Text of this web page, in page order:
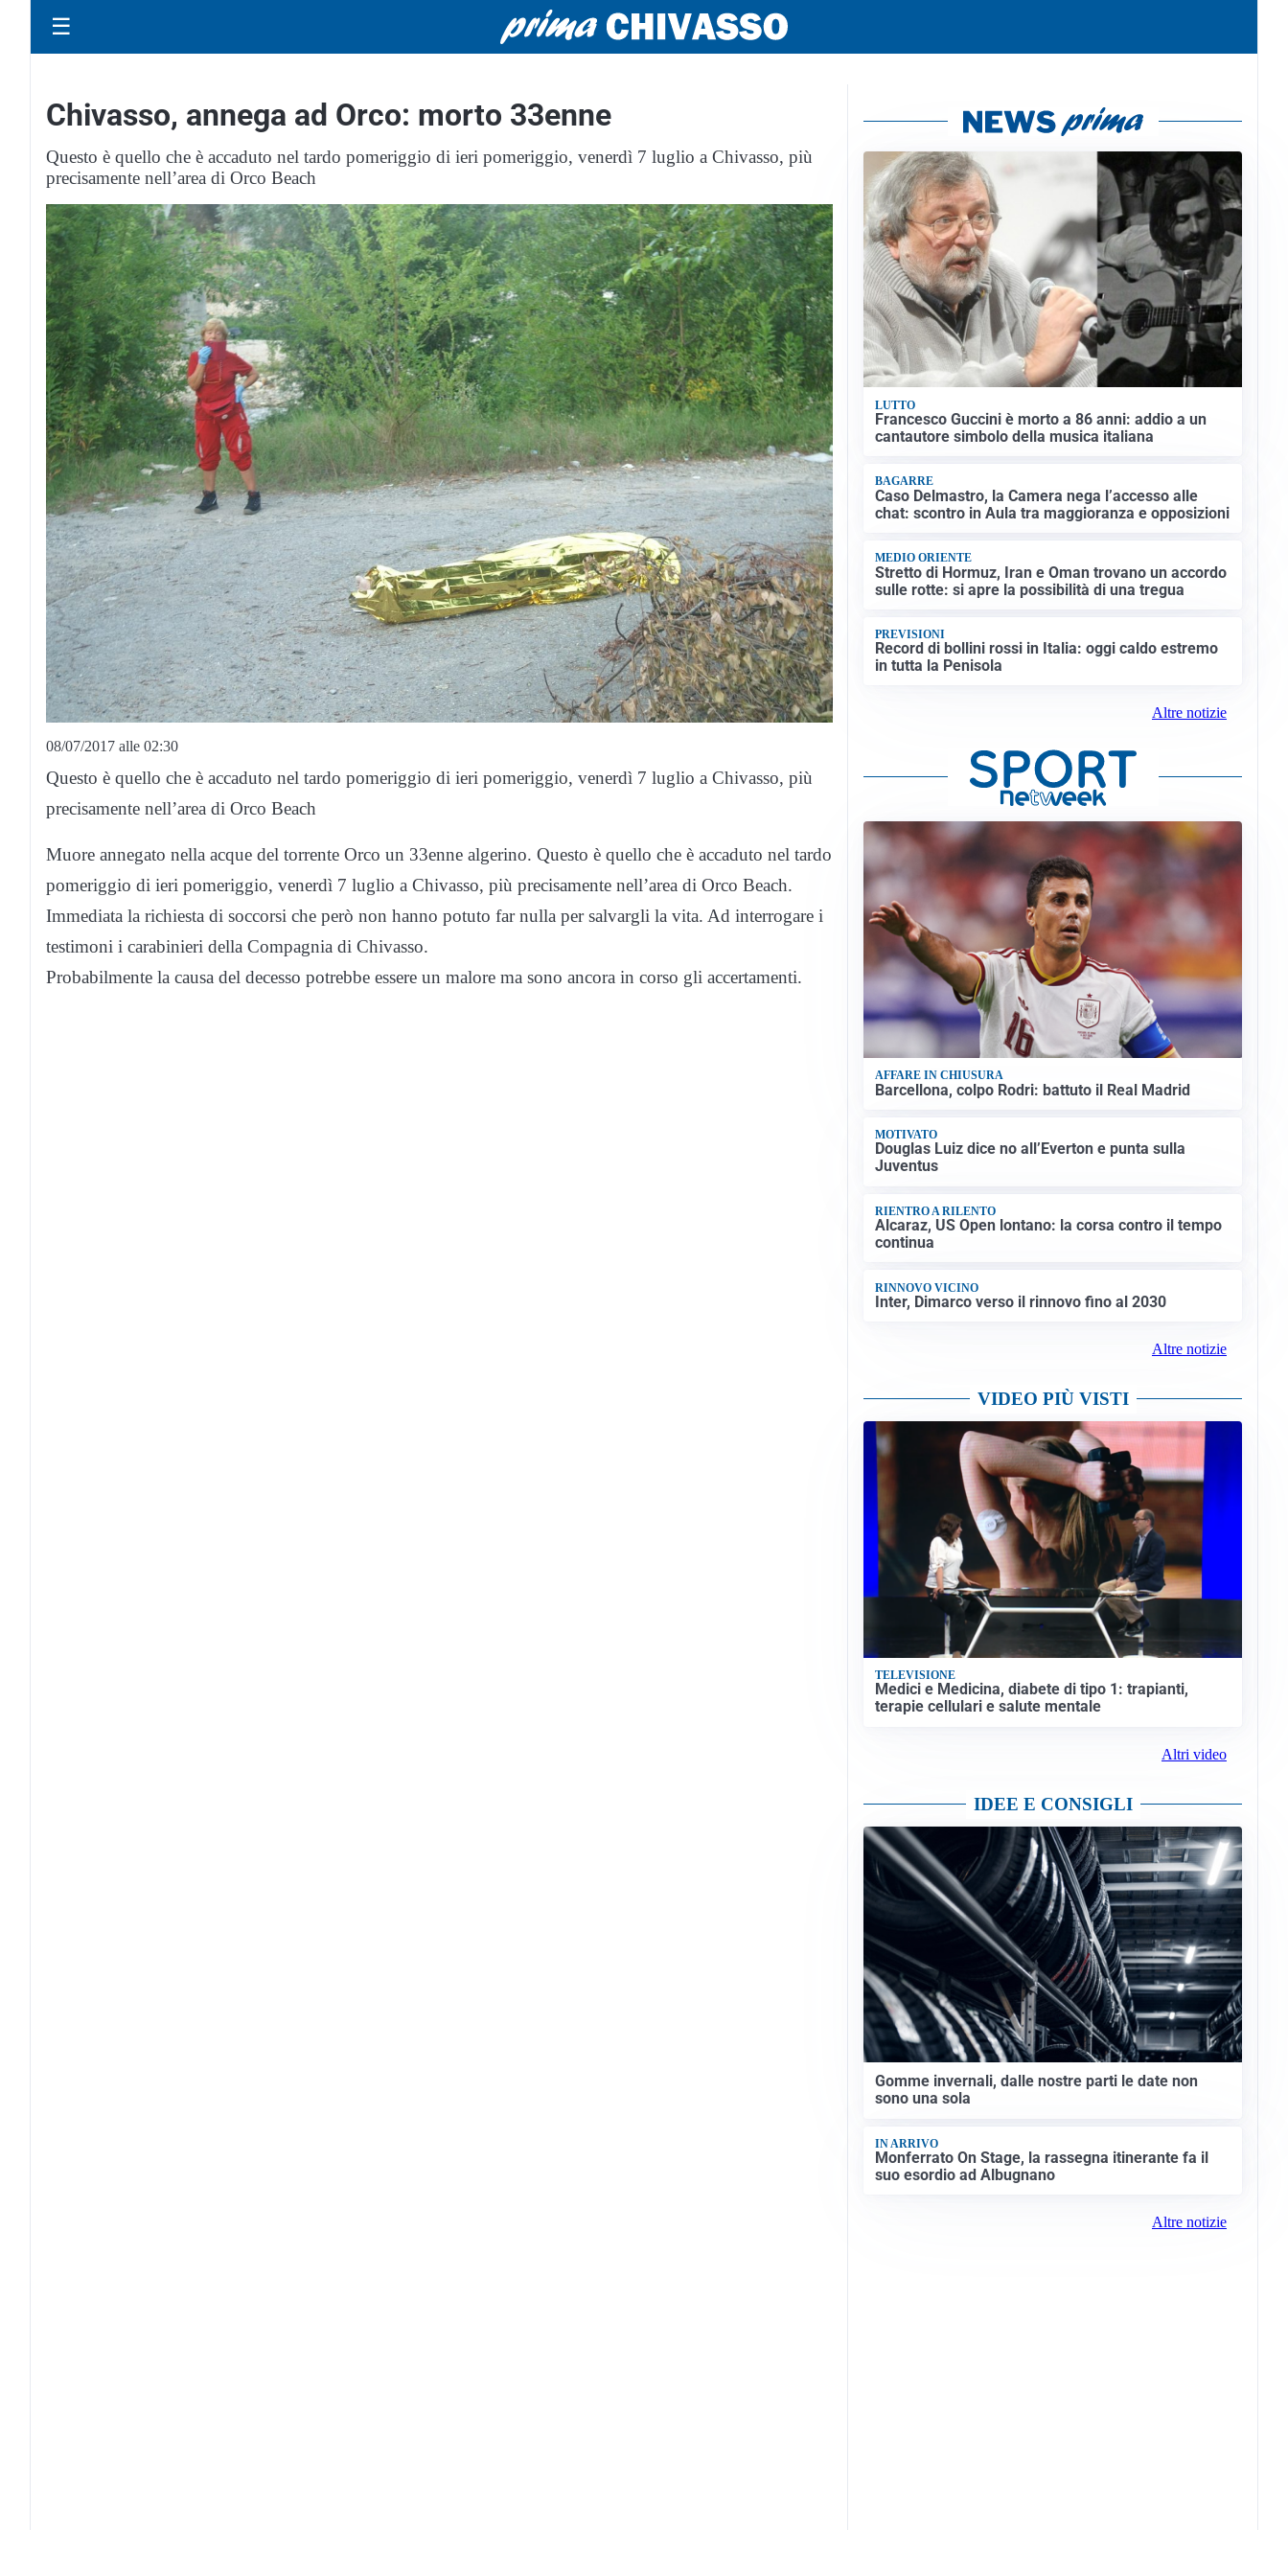
☰
Chivasso, annega ad Orco: morto 33enne
Questo è quello che è accaduto nel tardo pomeriggio di ieri pomeriggio, venerdì 7 luglio a Chivasso, più
precisamente nell’area di Orco Beach
08/07/2017 alle 02:30
Questo è quello che è accaduto nel tardo pomeriggio di ieri pomeriggio, venerdì 7 luglio a Chivasso, più
precisamente nell’area di Orco Beach
Muore annegato nella acque del torrente Orco un 33enne algerino. Questo è quello che è accaduto nel tardo
pomeriggio di ieri pomeriggio, venerdì 7 luglio a Chivasso, più precisamente nell’area di Orco Beach.
Immediata la richiesta di soccorsi che però non hanno potuto far nulla per salvargli la vita. Ad interrogare i
testimoni i carabinieri della Compagnia di Chivasso.
Probabilmente la causa del decesso potrebbe essere un malore ma sono ancora in corso gli accertamenti.
LUTTO
Francesco Guccini è morto a 86 anni: addio a un
cantautore simbolo della musica italiana
BAGARRE
Caso Delmastro, la Camera nega l’accesso alle
chat: scontro in Aula tra maggioranza e opposizioni
MEDIO ORIENTE
Stretto di Hormuz, Iran e Oman trovano un accordo
sulle rotte: si apre la possibilità di una tregua
PREVISIONI
Record di bollini rossi in Italia: oggi caldo estremo
in tutta la Penisola
Altre notizie
AFFARE IN CHIUSURA
Barcellona, colpo Rodri: battuto il Real Madrid
MOTIVATO
Douglas Luiz dice no all’Everton e punta sulla
Juventus
RIENTRO A RILENTO
Alcaraz, US Open lontano: la corsa contro il tempo
continua
RINNOVO VICINO
Inter, Dimarco verso il rinnovo fino al 2030
Altre notizie
VIDEO PIÙ VISTI
TELEVISIONE
Medici e Medicina, diabete di tipo 1: trapianti,
terapie cellulari e salute mentale
Altri video
IDEE E CONSIGLI
Gomme invernali, dalle nostre parti le date non
sono una sola
IN ARRIVO
Monferrato On Stage, la rassegna itinerante fa il
suo esordio ad Albugnano
Altre notizie